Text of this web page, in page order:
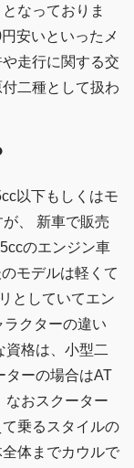
なっておりま
安いといったメ
走行に関する交
二種として扱わ
以下もしくはモ
、 新車で販売
のエンジン車
モデルは軽くて
としていてエン
クターの違い
資格は、小型二
ターの場合はAT
なおスクーター
乗るスタイルの
体までカウルで